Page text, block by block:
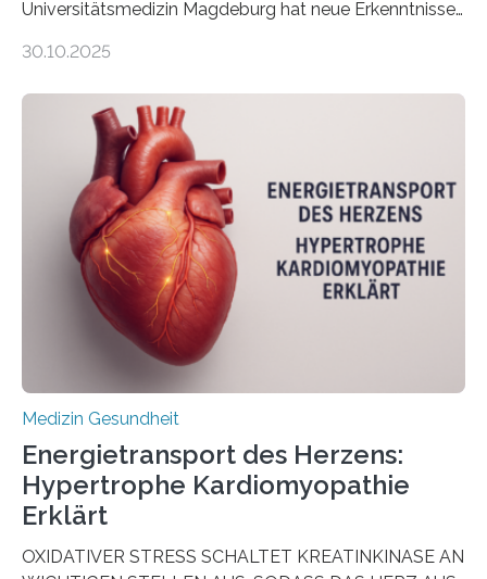
Universitätsmedizin Magdeburg hat neue Erkenntnisse
behandelt werden kann. In ihrer aktuellen Studie,
Oncology, zeigen die Forschenden, dass Mini-Tumore
aus Gewebe von Patientinnen und Patienten –
sogenannte Organoide – genutzt werden können, um
vorab zu prüfen, welche Medikamente am besten
wirken. Dabei wurde ein Eiweiß identifiziert, das künftig
als Biomarker für die Wahl der passenden Therapie
dienen könnte. Darmkrebs zählt weltweit zu den
häufigsten Krebsarten und stellt…
30.10.2025
Medizin Gesundheit
Energietransport des Herzens:
Hypertrophe Kardiomyopathie
Erklärt
OXIDATIVER STRESS SCHALTET KREATINKINASE AN